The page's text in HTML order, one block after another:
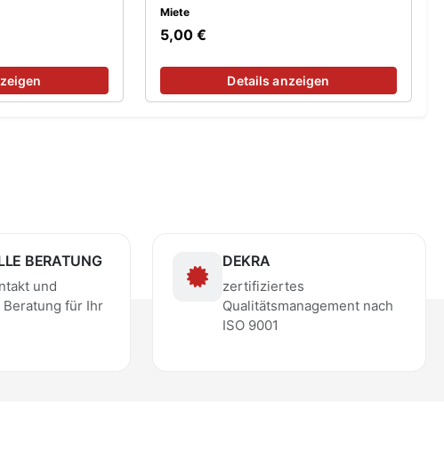
Miete
5,00 €
Details anzeigen
BERATUNG
und
für Ihr
DEKRA
zertifiziertes
Qualitätsmanagement nach
ISO 9001